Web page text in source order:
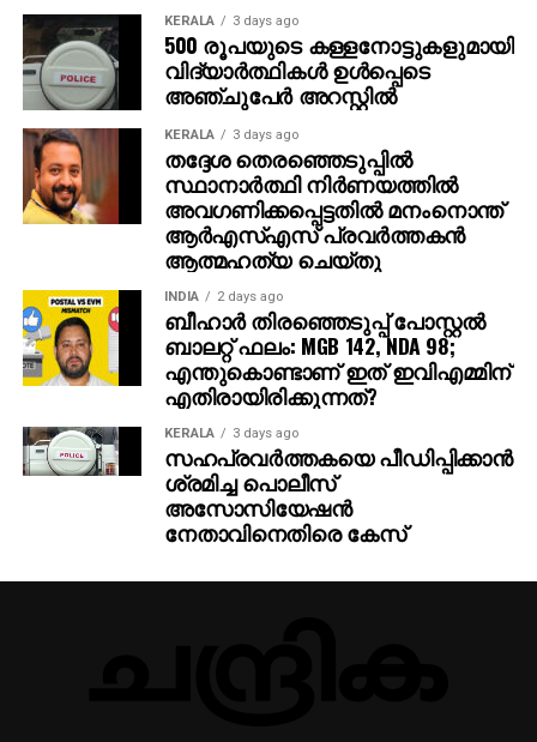
KERALA 3 days ago
500 രൂപയുടെ കള്ളനോട്ടുകളുമായി
വിദ്യാര്‍ത്ഥികള്‍ ഉള്‍പ്പെടെ
അഞ്ചുപേര്‍ അറസ്റ്റില്‍
KERALA 3 days ago
തദ്ദേശ തെരഞ്ഞെടുപ്പില്‍
സ്ഥാനാര്‍ത്ഥി നിര്‍ണയത്തില്‍
അവഗണിക്കപ്പെട്ടതില്‍ മനംനൊന്ത്
ആര്‍എസ്എസ് പ്രവര്‍ത്തകന്‍
ആത്മഹത്യ ചെയ്തു
INDIA 2 days ago
ബീഹാർ തിരഞ്ഞെടുപ്പ് പോസ്റ്റൽ
ബാലറ്റ് ഫലം: MGB 142, NDA 98;
എന്തുകൊണ്ടാണ് ഇത് ഇവിഎമ്മിന്
എതിരായിരിക്കുന്നത്?
KERALA 3 days ago
സഹപ്രവര്‍ത്തകയെ പീഡിപ്പിക്കാന്‍
ശ്രമിച്ച പൊലീസ്
അസോസിയേഷന്‍
നേതാവിനെതിരെ കേസ്